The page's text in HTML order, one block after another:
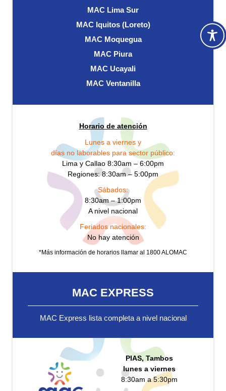
MAC Lima Sur
MAC Iquitos (Loreto)
MAC Moquegua
MAC Piura
MAC Ucayali
MAC Ventanilla
Horario de atención
Lunes a viernes y
días no laborables para sector público:
Lima y Callao 8:30am – 6:00pm
Regiones: 8:30am – 5:00pm
Sábados:
8:30am – 1:00pm
A nivel nacional
Feriados nacionales:
No hay atención
*Más información de horarios llamar al 1800 ALOMAC
MAC EXPRESS
MAC Express lista completa a nivel nacional
PIAS, Tambos
lunes a viernes
8:30am a 5:30pm